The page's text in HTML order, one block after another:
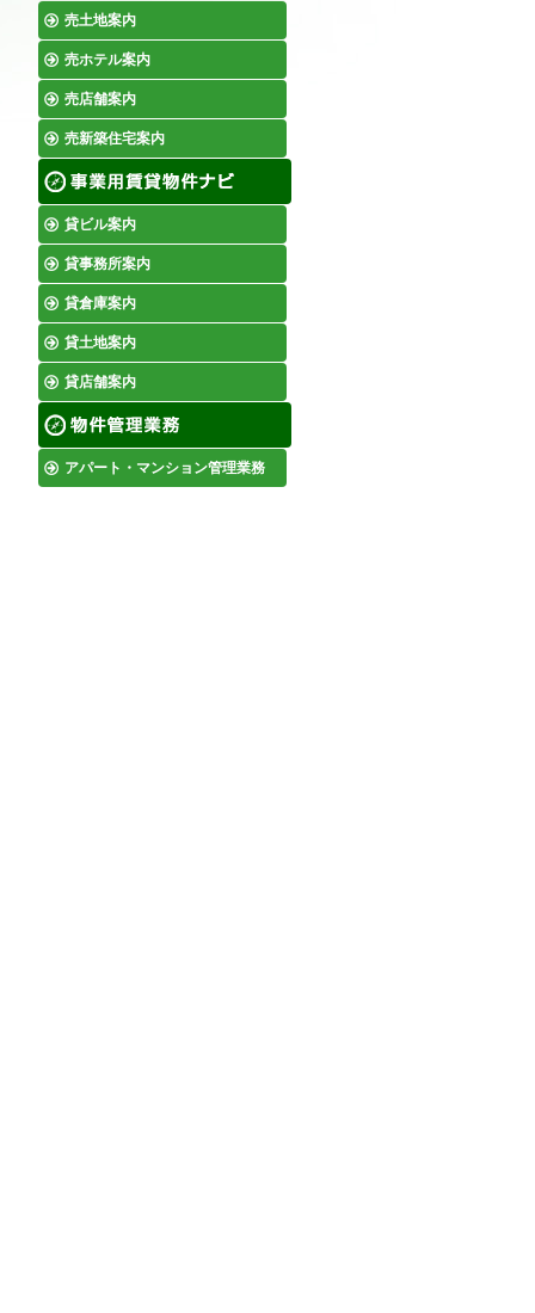
売土地案内
売ホテル案内
売店舗案内
売新築住宅案内
貸ビル案内
貸事務所案内
貸倉庫案内
貸土地案内
貸店舗案内
アパート・マンション管理業務